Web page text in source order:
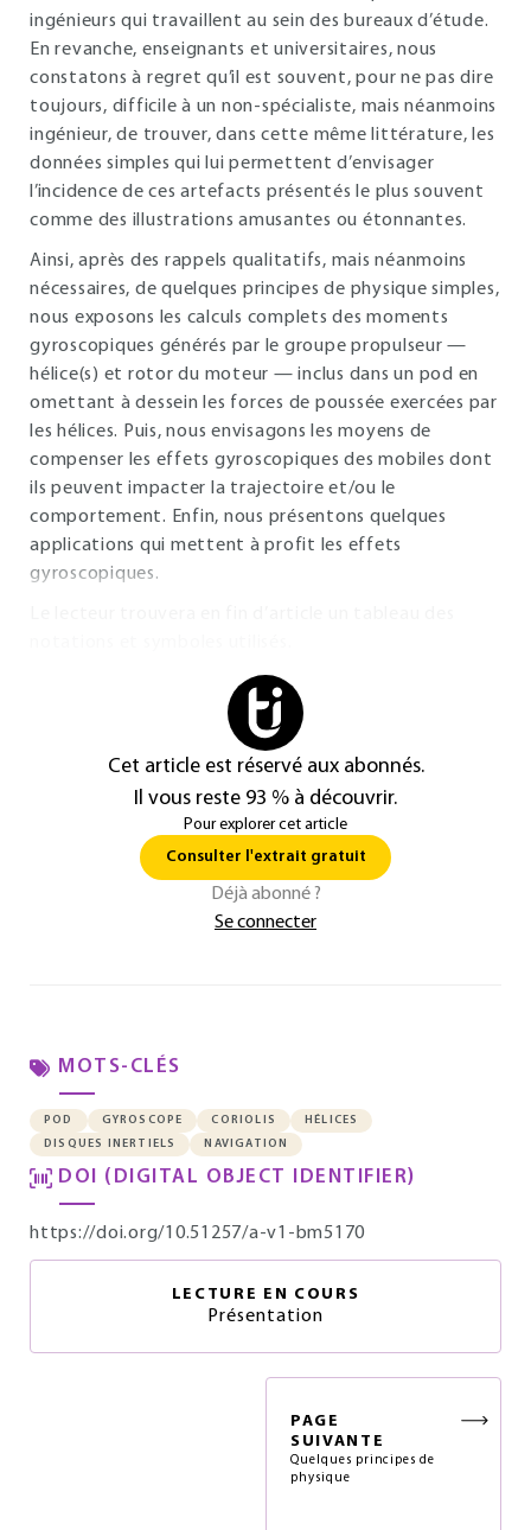
ingénieurs qui travaillent au sein des bureaux d’étude.
En revanche, enseignants et universitaires, nous
constatons à regret qu’il est souvent, pour ne pas dire
toujours, difficile à un non-spécialiste, mais néanmoins
ingénieur, de trouver, dans cette même littérature, les
données simples qui lui permettent d’envisager
l’incidence de ces artefacts présentés le plus souvent
comme des illustrations amusantes ou étonnantes.
Ainsi, après des rappels qualitatifs, mais néanmoins
nécessaires, de quelques principes de physique simples,
nous exposons les calculs complets des moments
gyroscopiques générés par le groupe propulseur —
hélice(s) et rotor du moteur — inclus dans un pod en
omettant à dessein les forces de poussée exercées par
les hélices. Puis, nous envisagons les moyens de
compenser les effets gyroscopiques des mobiles dont
ils peuvent impacter la trajectoire et/ou le
comportement. Enfin, nous présentons quelques
applications qui mettent à profit les effets
gyroscopiques.
Cet article est réservé aux abonnés.
Il vous reste 93 % à découvrir.
Pour explorer cet article
Consulter l'extrait gratuit
Déjà abonné ?
Se connecter
MOTS-CLÉS
POD GYROSCOPE CORIOLIS
HÉLICES
DISQUES INERTIELS
NAVIGATION
DOI (DIGITAL OBJECT IDENTIFIER)
https://doi.org/10.51257/a-v1-bm5170
LECTURE EN COURS
Présentation
PAGE
SUIVANTE
Quelques principes de
physique